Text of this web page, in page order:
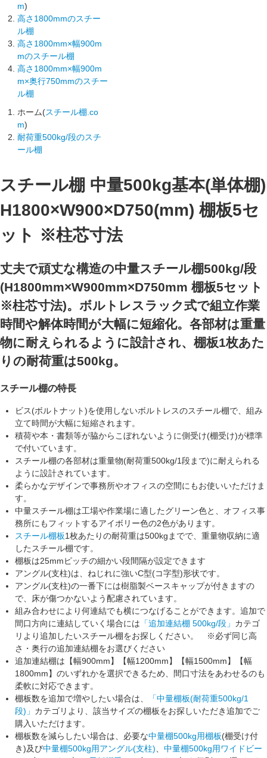
m)
高さ1800mmのスチー
ル棚
高さ1800mm×幅900m
mのスチール棚
高さ1800mm×幅900m
m×奥行750mmのスチー
ル棚
ホーム(スチール棚.co
m)
耐荷重500kg/段のスチ
ール棚
スチール棚 中量500kg基本(単体棚)
H1800×W900×D750(mm) 棚板5セ
ット ※柱芯寸法
丈夫で頑丈な構造の中量スチール棚500kg/段
(H1800mm×W900mm×D750mm 棚板5セット
※柱芯寸法)。ボルトレスラック式で組立作業
時間や解体時間が大幅に短縮化。各部材は重量
物に耐えられるように設計され、棚板1枚あた
りの耐荷重は500kg。
スチール棚の特長
ビス(ボルトナット)を使用しないボルトレスのスチール棚で、組み
立て時間が大幅に短縮されます。
積荷や本・書類等が脇からこぼれないように側受け(棚受け)が標準
で付いています。
スチール棚の各部材は重量物(耐荷重500kg/1段まで)に耐えられる
ように設計されています。
柔らかなデザインで事務所やオフィスの空間にもお使いいただけま
す。
中量スチール棚は工場や作業場に適したグリーン色と、オフィス事
務所にもフィットするアイボリー色の2色があります。
スチール棚板1枚あたりの耐荷重は500kgまでで、重量物収納に適
したスチール棚です。
棚板は25mmピッチの細かい段間隔が設定できます
アングル(支柱)は、 ねじれに強いC型(コ字型)形状です。
アングル(支柱)の一番下には樹脂製ベースキャップが付きますの
で、床が傷つかないよう配慮されています。
組み合わせにより何連結でも横につなげることができます。追加で
間口方向に連結していく場合には 「追加連結棚 500kg/段」 カテゴ
リより追加したいスチール棚をお探しください。
※必ず同じ高
さ・奥行の追加連結棚をお選びください
追加連結棚は 【幅900mm】 【幅1200mm】 【幅1500mm】
【幅
1800mm】 のいずれかを選択できるため、間口寸法をあわせるのも
柔軟に対応できます。
棚板数を追加で増やしたい場合は、
「中量棚板(耐荷重500kg/1
段)」 カテゴリより、該当サイズの棚板をお探しいただき追加でご
購入いただけます。
棚板数を減らしたい場合は、必要な中量棚500kg用棚板(棚受け付
き)及び中量棚500kg用アングル(支柱)
中量棚500kg用ワイドビー